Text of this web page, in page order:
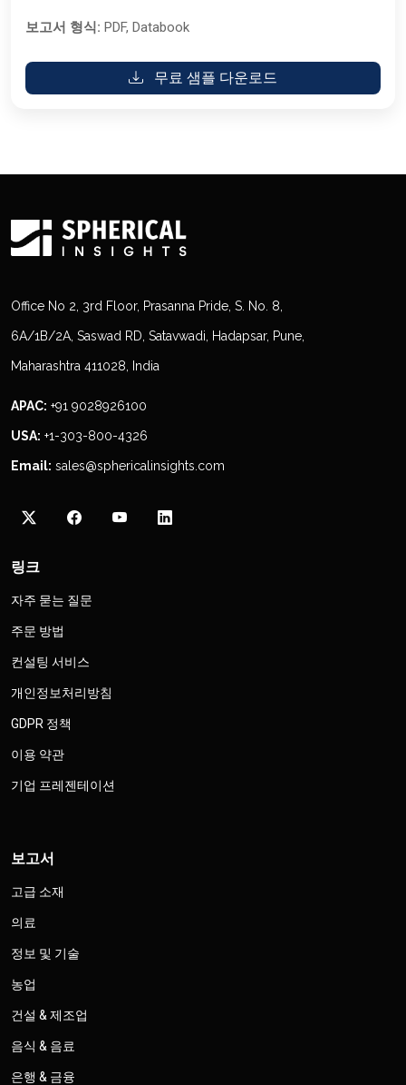
보고서 형식: PDF, Databook
무료 샘플 다운로드
Office No 2, 3rd Floor, Prasanna Pride, S. No. 8,
6A/1B/2A, Saswad RD, Satavwadi, Hadapsar, Pune,
Maharashtra 411028, India
APAC: +91 9028926100
USA: +1-303-800-4326
Email: sales@sphericalinsights.com
링크
자주 묻는 질문
주문 방법
컨설팅 서비스
개인정보처리방침
GDPR 정책
이용 약관
기업 프레젠테이션
보고서
고급 소재
의료
정보 및 기술
농업
건설 & 제조업
음식 & 음료
은행 & 금융